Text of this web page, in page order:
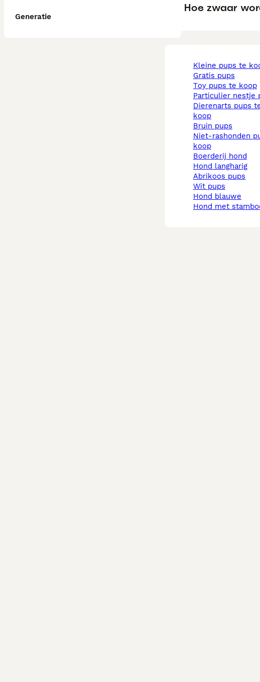
Generatie
Hoe zwaar
kleine pups te
gratis pups
toy pups te koop
particulier nestje
dierenarts pups te
koop
bruin pups
niet-rashonden pups te
koop
boerderij hond
hond langharig
abrikoos pups
wit pups
hond blauwe
hond met